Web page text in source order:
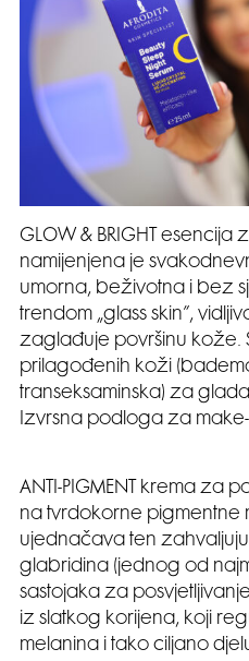
GLOW & BRIGHT esencija
namijenjena je
umorna, beživotna i bez
trendom „glass skin”,
zaglađuje površinu kože.
prilagođenih koži
transeksaminska) za
Izvrsna podloga za
ANTI-PIGMENT krema za
na tvrdokorne pigmentne
ujednačava ten
glabridina (jednog od
sastojaka za
iz slatkog korijena, koji
melanina i tako ciljano